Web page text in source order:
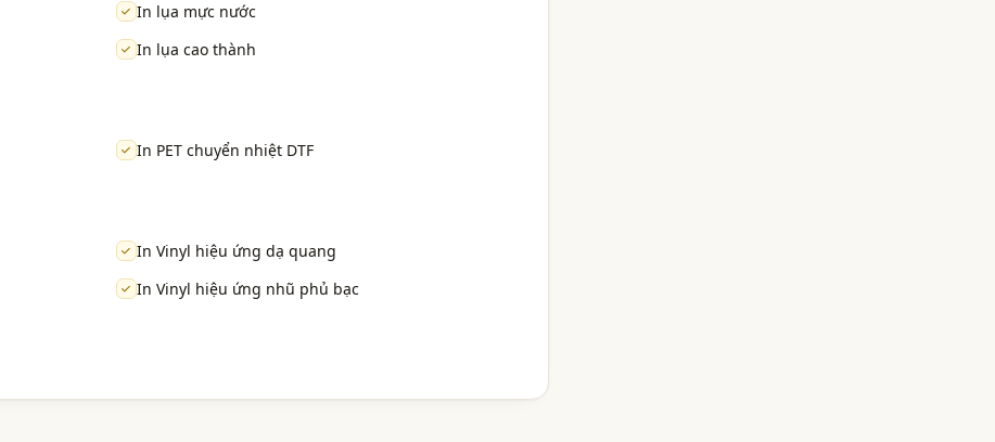
In lụa mực nước
In lụa cao thành
In PET chuyển nhiệt DTF
In Vinyl hiệu ứng dạ quang
In Vinyl hiệu ứng nhũ phủ bạc